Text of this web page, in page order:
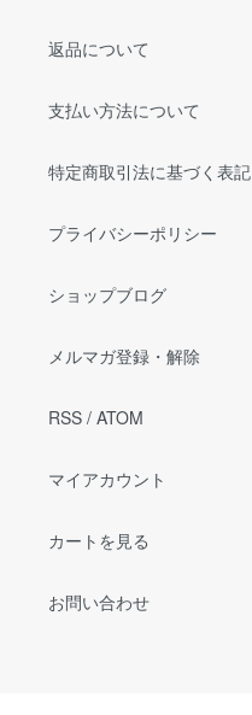
返品について
支払い方法について
特定商取引法に基づく表記
プライバシーポリシー
ショップブログ
メルマガ登録・解除
RSS / ATOM
マイアカウント
カートを見る
お問い合わせ